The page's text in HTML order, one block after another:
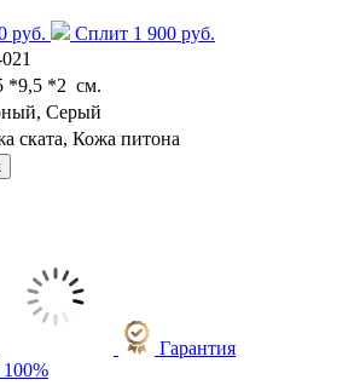
руб.
Сплит 1 900 руб.
*9,5 *2 см.
Серый
ската, Кожа питона
Гарантия
100%